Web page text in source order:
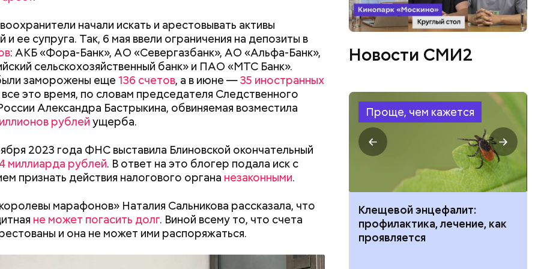
начали искать и арестовывать активы
и ее супруга. Так, 6 мая ввели ограничения на депозиты в
: АКБ «Фора-Банк», АО «Севергазбанк», АО «Альфа-Банк»,
сельскохозяйственный банк» и ПАО «МТС Банк».
заморожены еще136 счетов, а в июне —35 иностранных
все это время, по словам председателя Следственного
Александра Бастрыкина, обвиняемая возместила
рублей ущерба.
2023 года ФНС выставила Блиновской окончательный
миллиарда рублей. В ответ на это блогер подала иск с
признать действия налогового органа незаконными.
марафонов» Наталия Сальникова рассказала, что
не может погасить долг. Виной всему то, что счета
и она не может ими распоряжаться.
содержались в нормальных условиях. При этом женщина
из дома и занималась своими делами. С детьми
находится няня, — сообщил собеседник «ВМ».
Новости СМИ2
Проще, чем кажется
Как узнать, снесут ли дом по
реновации в Москве: где
искать информацию и сроки
Как предотвратить развитие
диабета
Клещевой энцефалит:
профилактика, лечение, как
проявляется